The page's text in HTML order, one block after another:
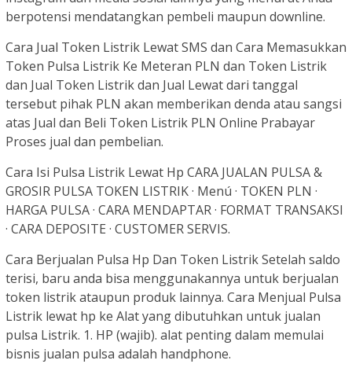
berpotensi mendatangkan pembeli maupun downline.
Cara Jual Token Listrik Lewat SMS dan Cara Memasukkan
Token Pulsa Listrik Ke Meteran PLN dan Token Listrik
dan Jual Token Listrik dan Jual Lewat dari tanggal
tersebut pihak PLN akan memberikan denda atau sangsi
atas Jual dan Beli Token Listrik PLN Online Prabayar
Proses jual dan pembelian.
Cara Isi Pulsa Listrik Lewat Hp CARA JUALAN PULSA &
GROSIR PULSA TOKEN LISTRIK · Menú · TOKEN PLN ·
HARGA PULSA · CARA MENDAPTAR · FORMAT TRANSAKSI
· CARA DEPOSITE · CUSTOMER SERVIS.
Cara Berjualan Pulsa Hp Dan Token Listrik Setelah saldo
terisi, baru anda bisa menggunakannya untuk berjualan
token listrik ataupun produk lainnya. Cara Menjual Pulsa
Listrik lewat hp ke Alat yang dibutuhkan untuk jualan
pulsa Listrik. 1. HP (wajib). alat penting dalam memulai
bisnis jualan pulsa adalah handphone.